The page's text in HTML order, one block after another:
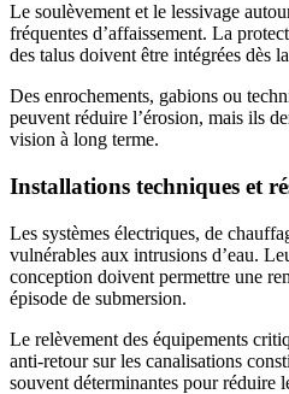
Le soulèvement et le lessivage
fréquentes d’affaissement. La
des talus doivent être intégrées dès
Des enrochements, gabions ou
peuvent réduire l’érosion, mais ils
vision à long terme.
Installations techniques et
Les systèmes électriques, de
vulnérables aux intrusions d’eau.
conception doivent permettre une
épisode de submersion.
Le relèvement des équipements
anti-retour sur les canalisations
souvent déterminantes pour réduire